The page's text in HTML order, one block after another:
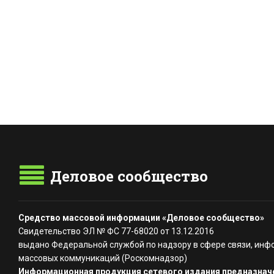
Деловое сообщество
Средство массовой информации «Деловое сообщество»
Свидетельство ЭЛ № ФС 77-68020 от 13.12.2016
выдано Федеральной службой по надзору в сфере связи,
массовых коммуникаций (Роскомнадзор)
Информационная продукция сетевого издания